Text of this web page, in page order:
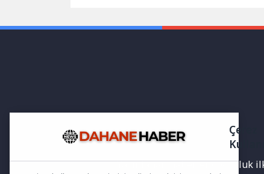
Yayınlanan haberler doğruluk
Çerez